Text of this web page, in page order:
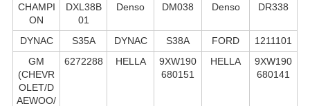
CHAMPI
ON
DXL38B
01
Denso DM038 Denso DR338
DYNAC S35A DYNAC S38A FORD
1211101
GM
(CHEVR
OLET/D
AEWOO/
6272288 HELLA
9XW190
680151
HELLA
9XW190
680141